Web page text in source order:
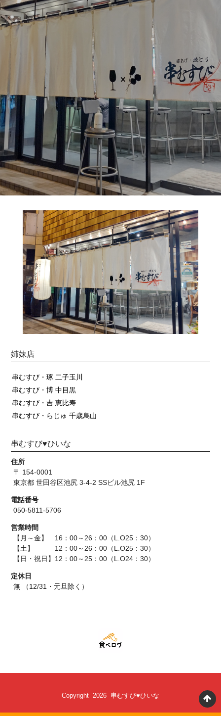
姉妹店
串むすび・琢 二子玉川
串むすび・博 中目黒
串むすび・吉 恵比寿
串むすび・らじゅ 千歳烏山
串むすび♥ひいな
住所
〒 154-0001
東京都 世田谷区池尻 3-4-2 SSビル池尻 1F
電話番号
050-5811-5706
営業時間
【月～金】 16：00～26：00（L.O25：30）
【土】 12：00～26：00（L.O25：30）
【日・祝日】12：00～25：00（L.O24：30）
定休日
無 （12/31・元旦除く）
Copyright 2026 串むすび♥ひいな